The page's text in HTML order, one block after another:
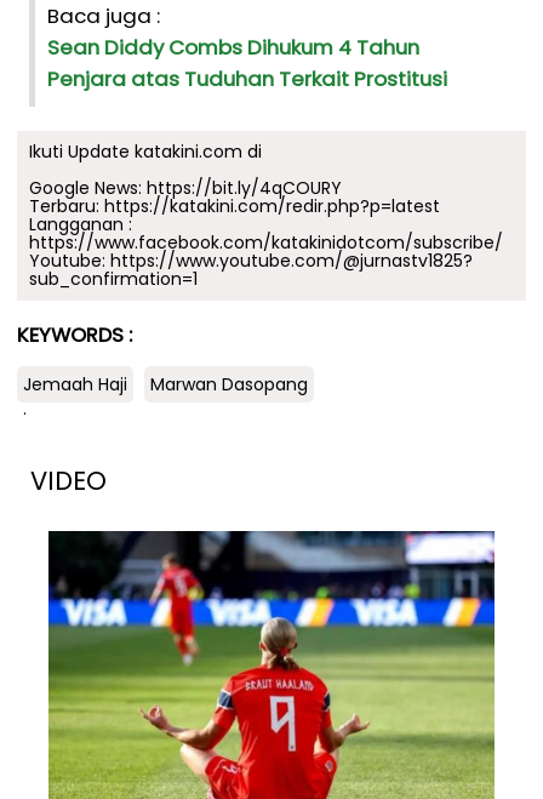
Baca juga :
Sean Diddy Combs Dihukum 4 Tahun
Penjara atas Tuduhan Terkait Prostitusi
Ikuti Update katakini.com di
Google News: https://bit.ly/4qCOURY
Terbaru: https://katakini.com/redir.php?p=latest
Langganan :
https://www.facebook.com/katakinidotcom/subscribe/
Youtube: https://www.youtube.com/@jurnastv1825?
sub_confirmation=1
KEYWORDS :
Jemaah Haji
Marwan Dasopang
.
VIDEO